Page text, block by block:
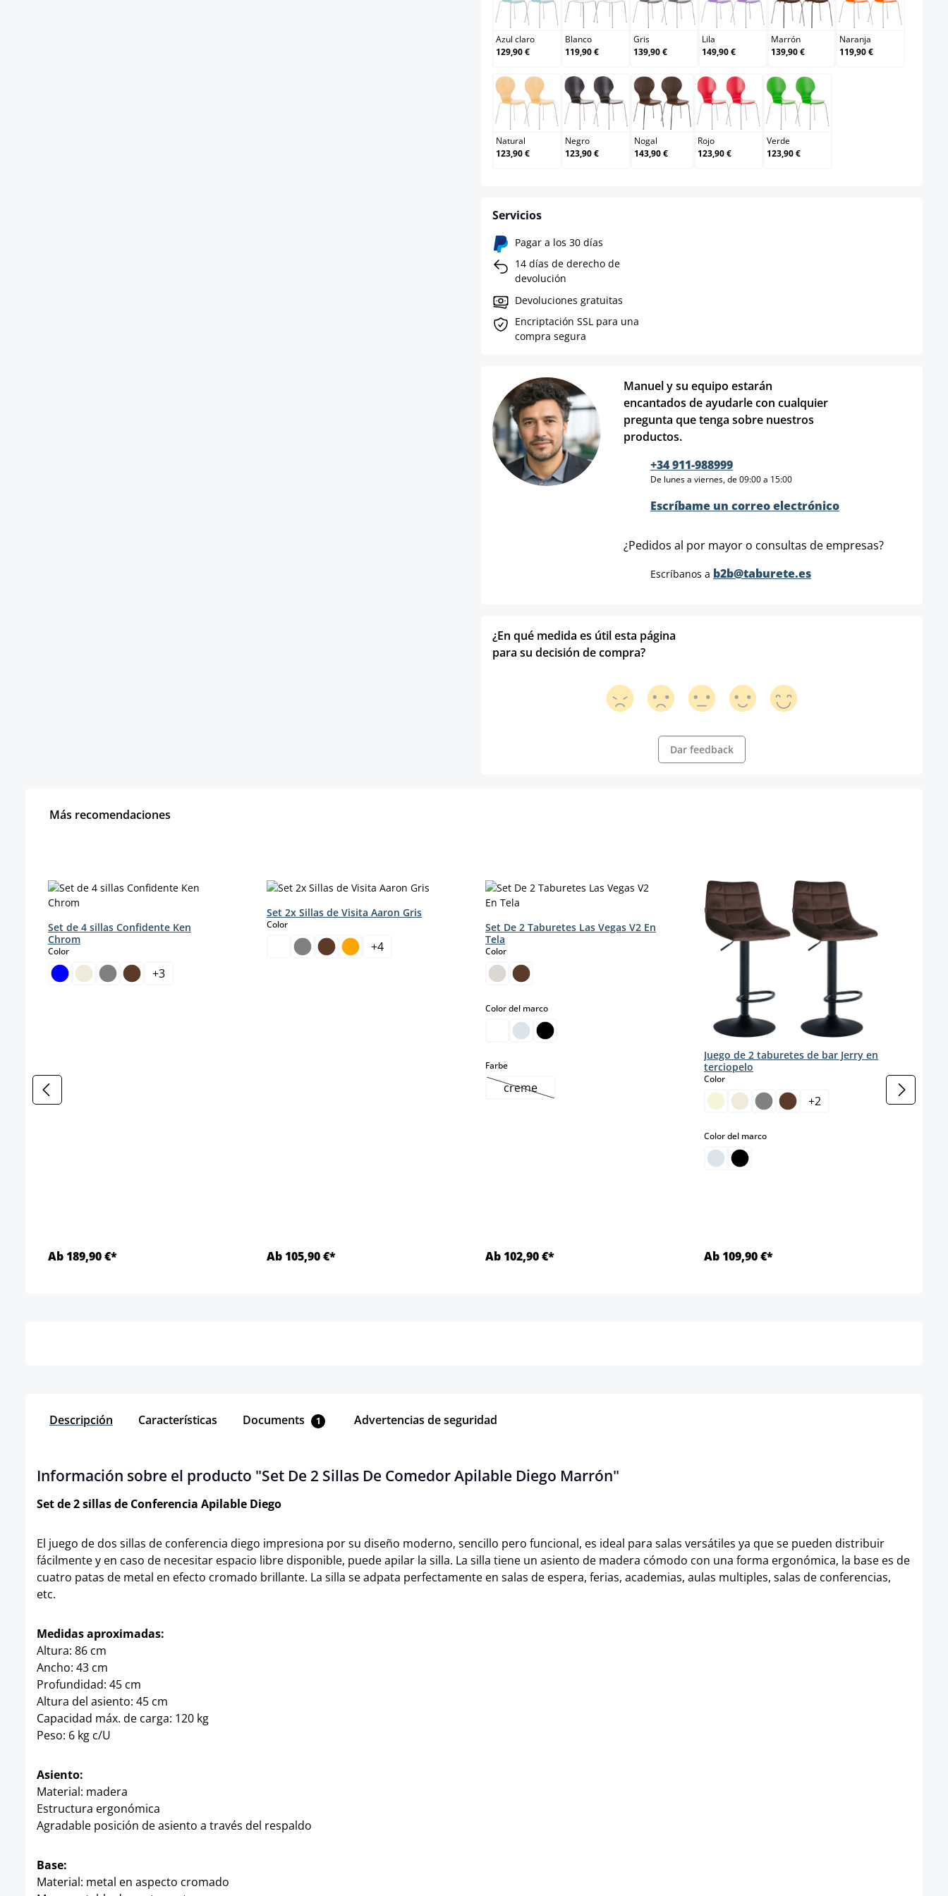
Azul claro
Azul claro
129,90 €
Blanco
Blanco
119,90 €
Gris
Gris
139,90 €
Lila
Lila
149,90 €
Marrón
Marrón
139,90 €
Naranja
Naranja
119,90 €
Natural
Natural
123,90 €
Negro
Negro
123,90 €
Nogal
Nogal
143,90 €
Rojo
Rojo
123,90 €
Verde
Verde
123,90 €
Servicios
Pagar a los 30 días
14 días de derecho de
devolución
Devoluciones gratuitas
Encriptación SSL para una
compra segura
Manuel y su equipo estarán
encantados de ayudarle con cualquier
pregunta que tenga sobre nuestros
productos.
+34 911-988999
De lunes a viernes, de 09:00 a 15:00
Escríbame un correo electrónico
¿Pedidos al por mayor o consultas de empresas?
Escríbanos a b2b@taburete.es
¿En qué medida es útil esta página
para su decisión de compra?
Dar feedback
Más recomendaciones
Set de 4 sillas Confidente Ken
Chrom
Colorselect
+3
Ab 189,90 €*
Set 2x Sillas de Visita Aaron Gris
Colorselect
+4
Ab 105,90 €*
Set De 2 Taburetes Las Vegas V2 En
Tela
Colorselect
Color del marcoselect
Farbeselect
creme(Esta opción no está disponible en este momento.)
Ab 102,90 €*
Juego de 2 taburetes de bar Jerry en
terciopelo
Colorselect
+2
Color del marcoselect
Ab 109,90 €*
Descripción Características Documents 1 Advertencias de seguridad
Información sobre el producto "Set De 2 Sillas De Comedor Apilable Diego Marrón"
Set de 2 sillas de Conferencia Apilable Diego
El juego de dos sillas de conferencia diego impresiona por su diseño moderno, sencillo pero funcional, es ideal para salas versátiles ya que se pueden distribuir
fácilmente y en caso de necesitar espacio libre disponible, puede apilar la silla. La silla tiene un asiento de madera cómodo con una forma ergonómica, la base es de
cuatro patas de metal en efecto cromado brillante. La silla se adpata perfectamente en salas de espera, ferias, academias, aulas multiples, salas de conferencias,
etc.
Medidas aproximadas:
Altura: 86 cm
Ancho: 43 cm
Profundidad: 45 cm
Altura del asiento: 45 cm
Capacidad máx. de carga: 120 kg
Peso: 6 kg c/U
Asiento:
Material: madera
Estructura ergonómica
Agradable posición de asiento a través del respaldo
Base:
Material: metal en aspecto cromado